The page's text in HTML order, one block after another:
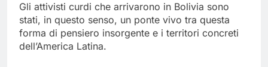
Gli attivisti curdi che arrivarono in Bolivia sono
stati, in questo senso, un ponte vivo tra questa
forma di pensiero insorgente e i territori concreti
dell’America Latina.